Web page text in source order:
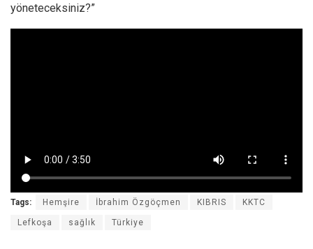
yöneteceksiniz?”
Tags: Hemşire İbrahim Özgöçmen KIBRIS KKTC
Lefkoşa sağlık Türkiye